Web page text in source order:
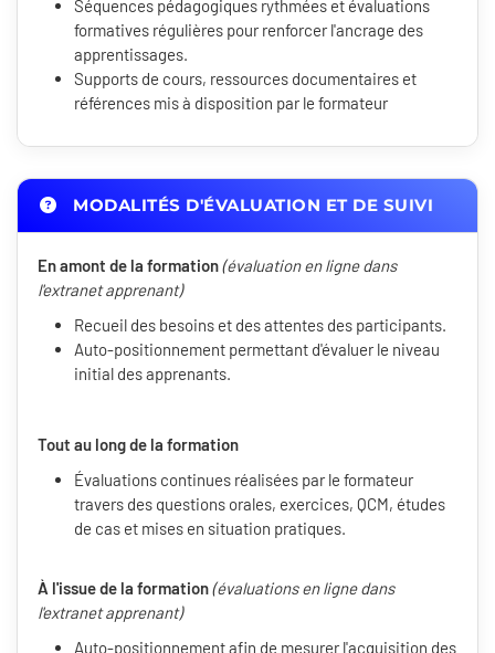
Séquences pédagogiques rythmées et évaluations
formatives régulières pour renforcer l'ancrage des
apprentissages.
Supports de cours, ressources documentaires et
références mis à disposition par le formateur
MODALITÉS D'ÉVALUATION ET DE SUIVI
En amont de la formation(évaluation en ligne dans
l'extranet apprenant)
Recueil des besoins et des attentes des participants.
Auto-positionnement permettant d'évaluer le niveau
initial des apprenants.
Tout au long de la formation
Évaluations continues réalisées par le formateur
travers des questions orales, exercices, QCM, études
de cas et mises en situation pratiques.
À l'issue de la formation(évaluations en ligne dans
l'extranet apprenant)
Auto-positionnement afin de mesurer l'acquisition des